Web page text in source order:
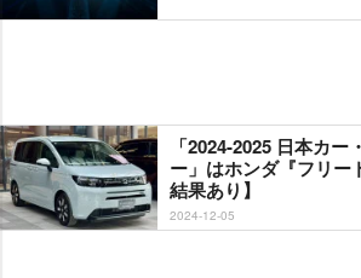
「2024-2025 日本カ
ー」はホンダ『フリー
結果あり】
2024-12-05